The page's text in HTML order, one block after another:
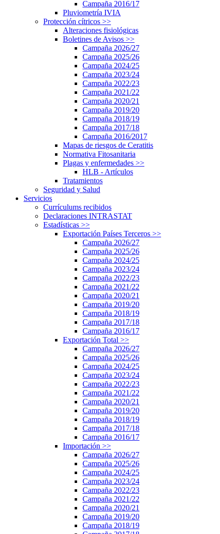
Campaña 2016/17
Pluviometría IVIA
Protección cítricos >>
Alteraciones fisiológicas
Boletines de Avisos >>
Campaña 2026/27
Campaña 2025/26
Campaña 2024/25
Campaña 2023/24
Campaña 2022/23
Campaña 2021/22
Campaña 2020/21
Campaña 2019/20
Campaña 2018/19
Campaña 2017/18
Campaña 2016/2017
Mapas de riesgos de Ceratitis
Normativa Fitosanitaria
Plagas y enfermedades >>
HLB - Artículos
Tratamientos
Seguridad y Salud
Servicios
Currículums recibidos
Declaraciones INTRASTAT
Estadísticas >>
Exportación Países Terceros >>
Campaña 2026/27
Campaña 2025/26
Campaña 2024/25
Campaña 2023/24
Campaña 2022/23
Campaña 2021/22
Campaña 2020/21
Campaña 2019/20
Campaña 2018/19
Campaña 2017/18
Campaña 2016/17
Exportación Total >>
Campaña 2026/27
Campaña 2025/26
Campaña 2024/25
Campaña 2023/24
Campaña 2022/23
Campaña 2021/22
Campaña 2020/21
Campaña 2019/20
Campaña 2018/19
Campaña 2017/18
Campaña 2016/17
Importación >>
Campaña 2026/27
Campaña 2025/26
Campaña 2024/25
Campaña 2023/24
Campaña 2022/23
Campaña 2021/22
Campaña 2020/21
Campaña 2019/20
Campaña 2018/19